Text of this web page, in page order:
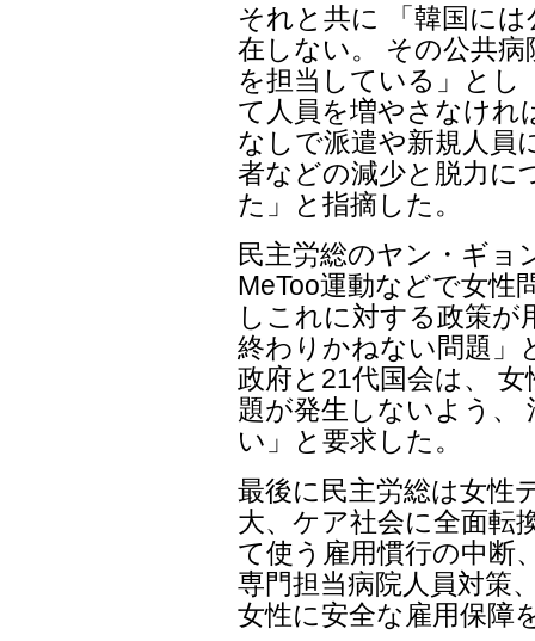
それと共に 「韓国に
在しない。 その公共
を担当している」とし
て人員を増やさなけれ
なしで派遣や新規人員
者などの減少と脱力に
た」と指摘した。
民主労総のヤン・ギョ
MeToo運動などで女性
しこれに対する政策が
終わりかねない問題」
政府と21代国会は、
題が発生しないよう、
い」と要求した。
最後に民主労総は女性
大、ケア社会に全面転
て使う雇用慣行の中断
専門担当病院人員対策
女性に安全な雇用保障